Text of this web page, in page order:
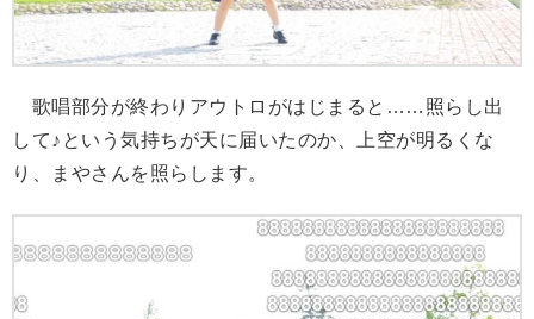
歌唱部分が終わりアウトロがはじまると……照らし出
して♪という気持ちが天に届いたのか、上空が明るくな
り、まやさんを照らします。